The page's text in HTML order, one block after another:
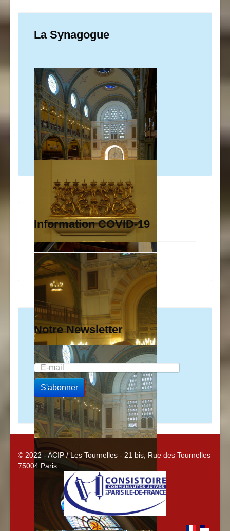
La Synagogue
Information COVID-19
Notre Newsletter
© 2022 - ACIP / Les Tournelles - 21 bis, Rue des Tournelles
75004 Paris